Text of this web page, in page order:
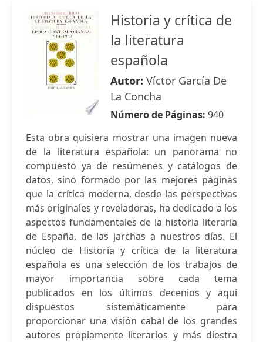
Historia y crítica de
la literatura
española
Autor: Víctor García De
La Concha
Número de Páginas: 940
Esta obra quisiera mostrar una imagen nueva
de la literatura española: un panorama no
compuesto ya de resúmenes y catálogos de
datos, sino formado por las mejores páginas
que la crítica moderna, desde las perspectivas
más originales y reveladoras, ha dedicado a los
aspectos fundamentales de la historia literaria
de España, de las jarchas a nuestros días. El
núcleo de Historia y crítica de la literatura
española es una selección de los trabajos de
mayor importancia sobre cada tema
publicados en los últimos decenios y aquí
dispuestos sistemáticamente para
proporcionar una visión cabal de los grandes
autores propiamente literarios y más diestra